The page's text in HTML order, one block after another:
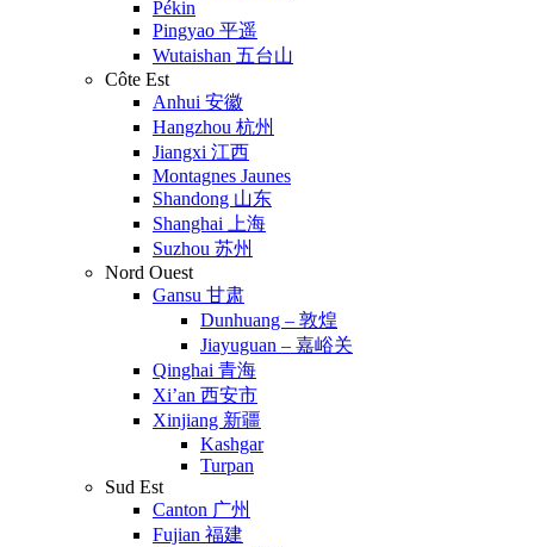
Pékin
Pingyao 平遥
Wutaishan 五台山
Côte Est
Anhui 安徽
Hangzhou 杭州
Jiangxi 江西
Montagnes Jaunes
Shandong 山东
Shanghai 上海
Suzhou 苏州
Nord Ouest
Gansu 甘肃
Dunhuang – 敦煌
Jiayuguan – 嘉峪关
Qinghai 青海
Xi’an 西安市
Xinjiang 新疆
Kashgar
Turpan
Sud Est
Canton 广州
Fujian 福建